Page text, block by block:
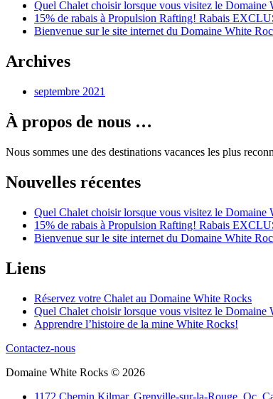
Quel Chalet choisir lorsque vous visitez le Domaine
15% de rabais à Propulsion Rafting! Rabais
Bienvenue sur le site internet du Domaine White
Archives
septembre 2021
À propos de nous …
Nous sommes une des destinations vacances les plus
Nouvelles récentes
Quel Chalet choisir lorsque vous visitez le Domaine
15% de rabais à Propulsion Rafting! Rabais
Bienvenue sur le site internet du Domaine White
Liens
Réservez votre Chalet au Domaine White Rocks
Quel Chalet choisir lorsque vous visitez le Domaine
Apprendre l’histoire de la mine White Rocks!
Contactez-nous
Domaine White Rocks © 2026
1172 Chemin Kilmar, Grenville-sur-la-Rouge, Qc,